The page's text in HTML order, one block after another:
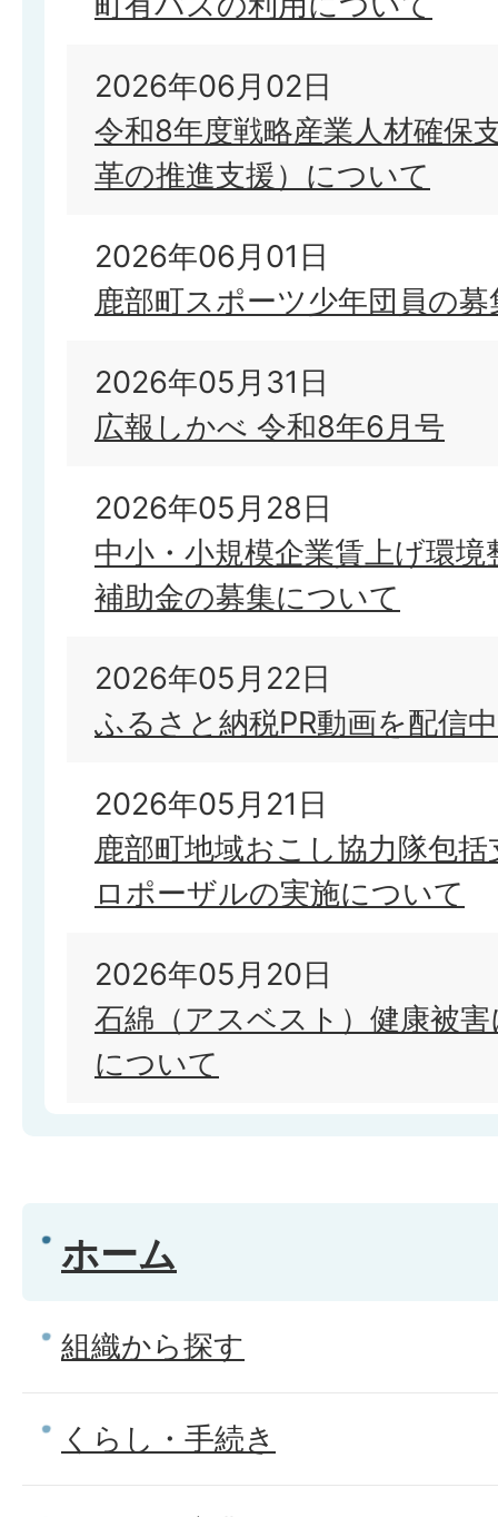
2026年06月02日
令和8年度戦略産業人材確保
革の推進支援）について
2026年06月01日
鹿部町スポーツ少年団員の
2026年05月31日
広報しかべ 令和8年6月号
2026年05月28日
中小・小規模企業賃上げ環境
補助金の募集について
2026年05月22日
ふるさと納税PR動画を配信
2026年05月21日
鹿部町地域おこし協力隊包
ロポーザルの実施について
2026年05月20日
石綿（アスベスト）健康被
について
ホーム
組織から探す
くらし・手続き